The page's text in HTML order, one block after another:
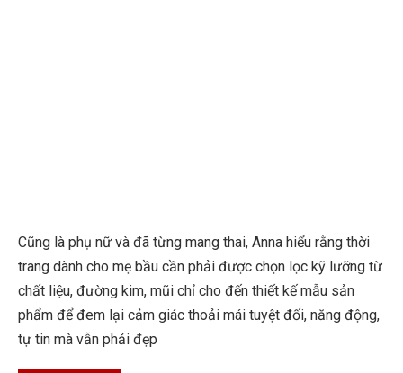
Cũng là phụ nữ và đã từng mang thai, Anna hiểu rằng thời
trang dành cho mẹ bầu cần phải được chọn lọc kỹ lưỡng từ
chất liệu, đường kim, mũi chỉ cho đến thiết kế mẫu sản
phẩm để đem lại cảm giác thoải mái tuyệt đối, năng động,
tự tin mà vẫn phải đẹp